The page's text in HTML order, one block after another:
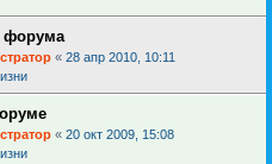
форума
« 28 апр 2010, 10:11
« 20 окт 2009, 15:08